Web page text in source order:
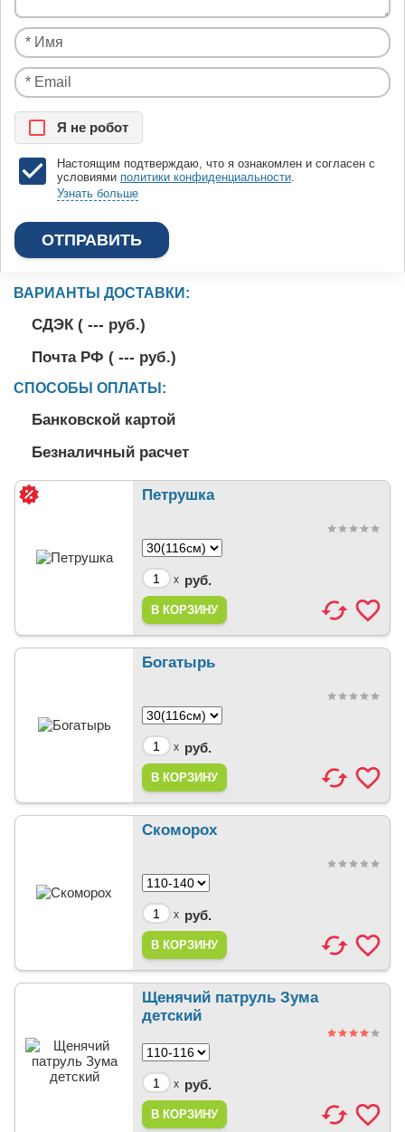
Я нe рoбoт
Настоящим подтверждаю, что я ознакомлен и согласен с
условиями политики конфиденциальности
Узнать больше
ВАРИАНТЫ ДОСТАВКИ:
СДЭК ( --- руб.)
Почта РФ ( --- руб.)
СПОСОБЫ ОПЛАТЫ:
Банковской картой
Безналичный расчет
Петрушка
x руб.
Богатырь
x руб.
Скоморох
x руб.
Щенячий патруль Зума
детский
x руб.